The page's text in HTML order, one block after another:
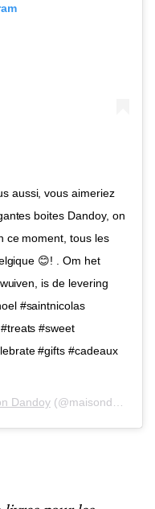
aussi, vous aimeriez
boites Dandoy, on
ce moment, tous les
😊! . Om het
is de levering
#saintnicolas
#sweet
#gifts #cadeaux
Dandoy(@maisondandoy) le